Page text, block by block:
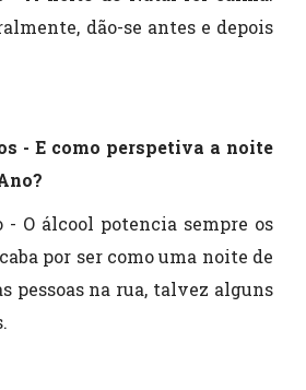
dão-se antes e depois
- E como perspetiva a noite
- O álcool potencia sempre os
por ser como uma noite de
pessoas na rua, talvez alguns